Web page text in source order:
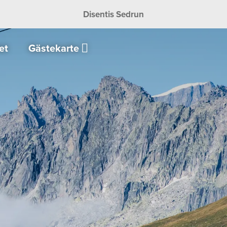
Disentis Sedrun
Gästekarte